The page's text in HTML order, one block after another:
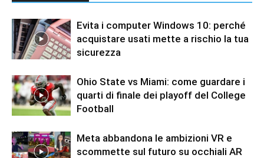
Evita i computer Windows 10: perché
acquistare usati mette a rischio la tua
sicurezza
Ohio State vs Miami: come guardare i
quarti di finale dei playoff del College
Football
Meta abbandona le ambizioni VR e
scommette sul futuro su occhiali AR